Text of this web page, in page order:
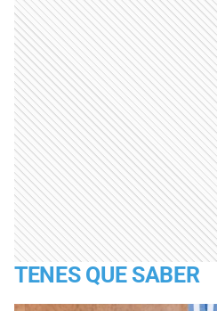
TENES QUE SABER